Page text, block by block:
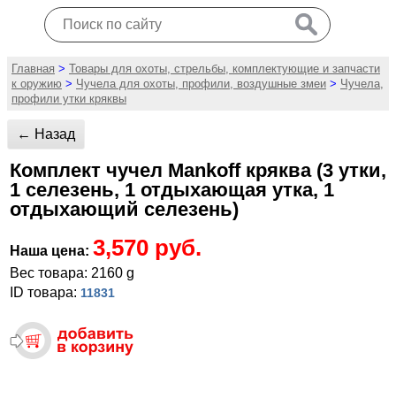
Главная > Товары для охоты, стрельбы, комплектующие и запчасти
к оружию > Чучела для охоты, профили, воздушные змеи > Чучела,
профили утки кряквы
← Назад
Комплект чучел Mankoff кряква (3 утки,
1 селезень, 1 отдыхающая утка, 1
отдыхающий селезень)
Наша цена: 3,570 руб.
Вес товара: 2160 g
ID товара: 11831